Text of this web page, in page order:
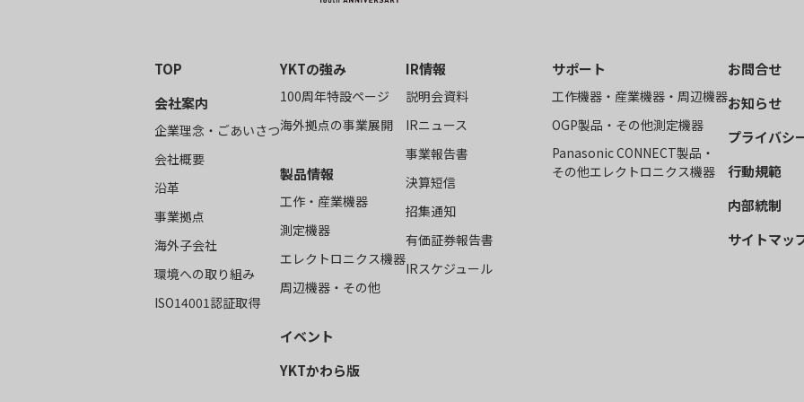
TOP
会社案内
企業理念・ごあいさつ
会社概要
沿革
事業拠点
海外子会社
環境への取り組み
ISO14001認証取得
YKTの強み
100周年特設ページ
海外拠点の事業展開
製品情報
工作・産業機器
測定機器
エレクトロニクス機器
周辺機器・その他
イベント
YKTかわら版
IR情報
説明会資料
IRニュース
事業報告書
決算短信
招集通知
有価証券報告書
IRスケジュール
サポート
工作機器・産業機器・周辺機器
OGP製品・その他測定機器
Panasonic CONNECT製品・
その他エレクトロニクス機器
お問合せ
お知らせ
プライバシ
行動規範
内部統制
サイトマッ